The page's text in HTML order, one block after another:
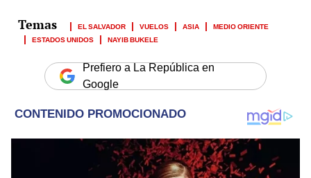
EL SALVADOR VUELOS ASIA
MEDIO ORIENTE
ESTADOS UNIDOS
NAYIB BUKELE
Prefiero a La República en
Google